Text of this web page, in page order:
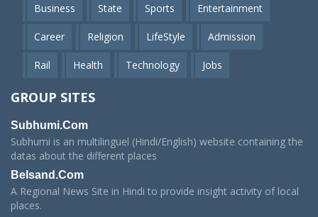
Business State Sports Entertainment
Career Religion LifeStyle Admission
Rail Health Technology Jobs
GROUP SITES
Subhumi.Com
Subhumi is an multilinguel (Hindi/English) website containing the
datas about the different places
Belsand.Com
A Regional News Site in Hindi to provide insight activity of local
places.